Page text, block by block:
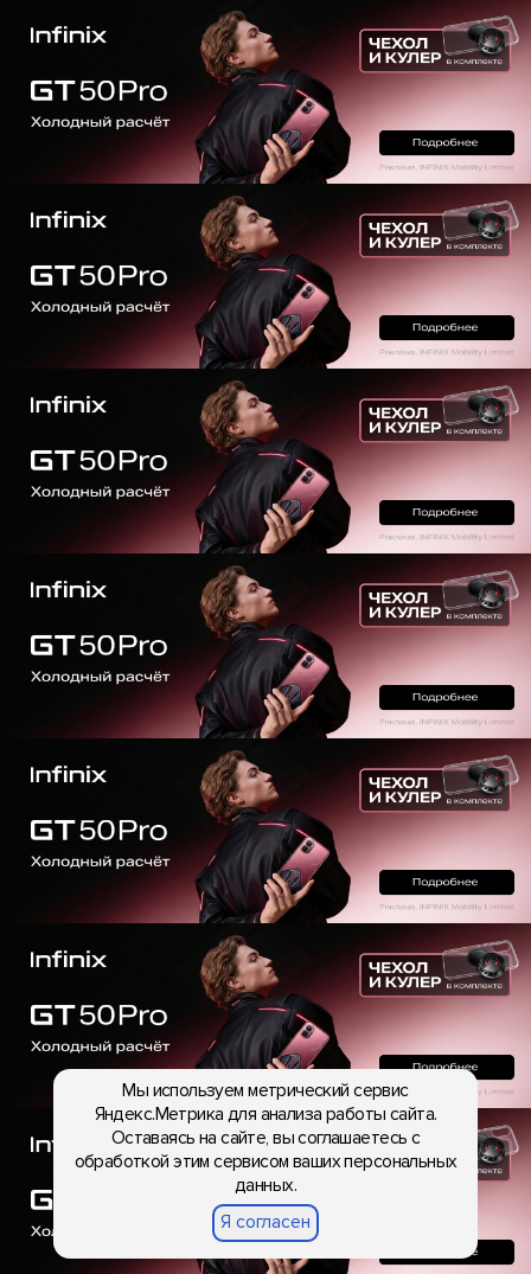
Мы используем метрический сервис
Яндекс.Метрика для анализа работы сайта.
Оставаясь на сайте, вы соглашаетесь с
обработкой этим сервисом ваших персональных
данных.
Я согласен